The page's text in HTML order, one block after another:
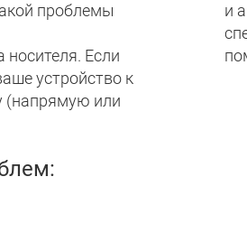
проблемы
носителя. Если
устройство к
(напрямую или
и